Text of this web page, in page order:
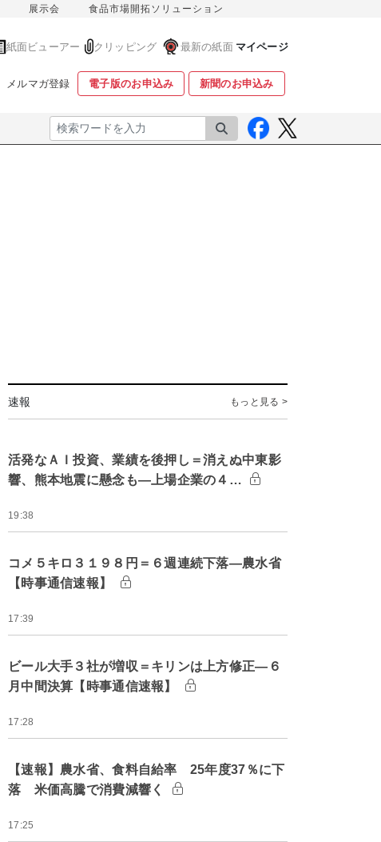
展示会 食品市場開拓ソリューション
紙面ビューアー クリッピング 最新の紙面 マイページ
メルマガ登録 電子版のお申込み 新聞のお申込み
検索
速報 もっと見る >
活発なＡＩ投資、業績を後押し＝消えぬ中東影
響、熊本地震に懸念も―上場企業の４…
19:38
コメ５キロ３１９８円＝６週連続下落―農水省
【時事通信速報】
17:39
ビール大手３社が増収＝キリンは上方修正―６
月中間決算【時事通信速報】
17:28
【速報】農水省、食料自給率 25年度37％に下
落 米価高騰で消費減響く
17:25